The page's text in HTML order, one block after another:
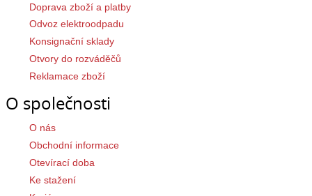
Doprava zboží a platby
Odvoz elektroodpadu
Konsignační sklady
Otvory do rozváděčů
Reklamace zboží
O společnosti
O nás
Obchodní informace
Otevírací doba
Ke stažení